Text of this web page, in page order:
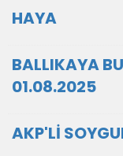
HAYA
BALLIKAYA
01.08.2025
AKP'Lİ